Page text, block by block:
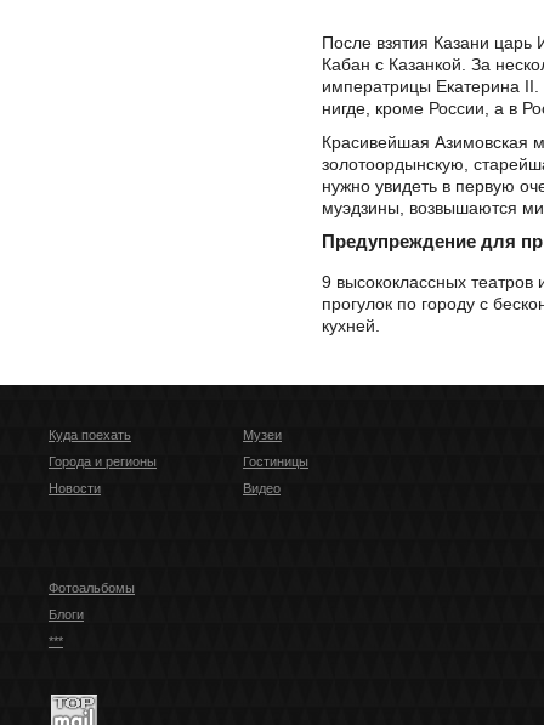
После взятия Казани
Кабан с Казанкой. За
императрицы Екатерина II.
нигде, кроме России, а в
Красивейшая Азимовская
золотоордынскую,
нужно увидеть в первую
муэдзины, возвышаются
Предупреждение для
9 высококлассных
прогулок по городу с
кухней.
Куда поехать
Города и регионы
Новости
Музеи
Гостиницы
Видео
Фотоальбомы
Блоги
***